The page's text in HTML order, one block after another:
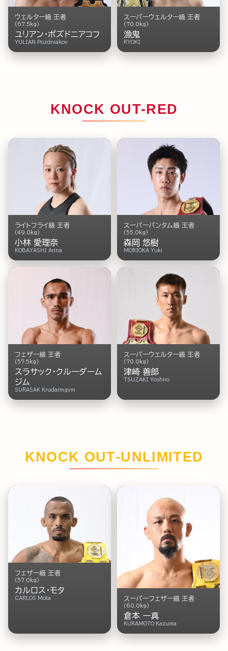
ウェルター級 王者
(67.5kg)
ユリアン・ポズドニアコフ
YULIAN Pozdniakov
スーパーウェルター級 王者
(70.0kg)
漁鬼
RYOKI
KNOCK OUT-RED
ライトフライ級 王者
(49.0kg)
小林 愛理奈
KOBAYASHI Arina
スーパーバンタム級 王者
(55.0kg)
森岡 悠樹
MORIOKA Yuki
フェザー級 王者
(57.5kg)
スラサック・クルーダーム
ジム
SURASAK Krudarmgym
スーパーウェルター級 王者
(70.0kg)
津崎 善郎
TSUZAKI Yoshiro
KNOCK OUT-UNLIMITED
フェザー級 王者
(57.0kg)
カルロス・モタ
CARLOS Mota スーパーフェザー級 王者
(60.0kg)
倉本 一真
KURAMOTO Kazuma